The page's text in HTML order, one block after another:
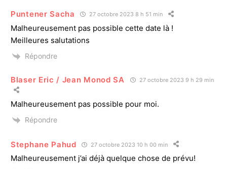
Puntener Sacha 27 octobre 2023 8 h 51 min
Malheureusement pas possible cette date là !
Meilleures salutations
Répondre
Blaser Eric / Jean Monod SA 27 octobre 2023 9 h 29 min
Malheureusement pas possible pour moi.
Répondre
Stephane Pahud 27 octobre 2023 10 h 00 min
Malheureusement j’ai déjà quelque chose de prévu!